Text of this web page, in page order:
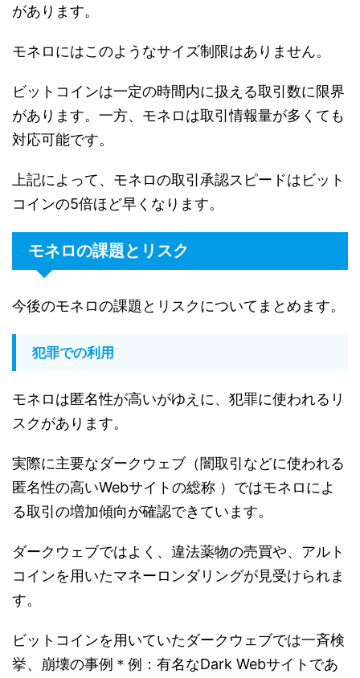
があります。
モネロにはこのようなサイズ制限はありません。
ビットコインは一定の時間内に扱える取引数に限界
があります。一方、モネロは取引情報量が多くても
対応可能です。
上記によって、モネロの取引承認スピードはビット
コインの5倍ほど早くなります。
モネロの課題とリスク
今後のモネロの課題とリスクについてまとめます。
犯罪での利用
モネロは匿名性が高いがゆえに、犯罪に使われるリ
スクがあります。
実際に主要なダークウェブ（闇取引などに使われる
匿名性の高いWebサイトの総称 ）ではモネロによ
る取引の増加傾向が確認できています。
ダークウェブではよく、違法薬物の売買や、アルト
コインを用いたマネーロンダリングが見受けられま
す。
ビットコインを用いていたダークウェブでは一斉検
挙、崩壊の事例＊例：有名なDark Webサイトであ